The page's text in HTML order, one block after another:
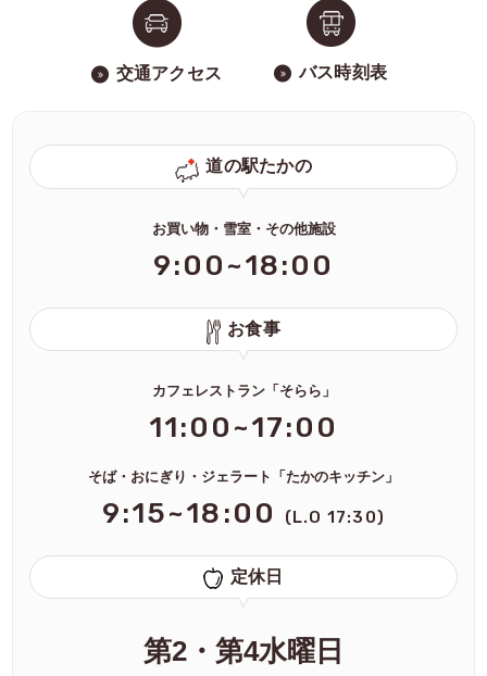
交通アクセス バス時刻表
道の駅たかの
お買い物・雪室・その他施設
9:00~18:00
お食事
カフェレストラン「そらら」
11:00~17:00
そば・おにぎり・ジェラート「たかのキッチン」
9:15~18:00 (L.O 17:30)
定休日
第2・第4水曜日